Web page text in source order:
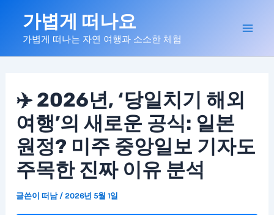
로
가볍게 떠나요
가볍게 떠나는 자연 여행과 소소한 체험
✈️ 2026년, ‘당일치기 해외
여행’의 새로운 공식: 일본
원정? 미주 중앙일보 기자도
주목한 진짜 이유 분석
글쓴이떠남 /2026년 5월 1일